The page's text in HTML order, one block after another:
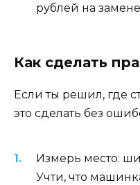
рублей на
Как сделать
Если ты решил, где
это сделать без
Измерь место:
Учти, что